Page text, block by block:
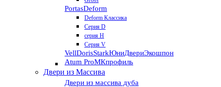
PortasDeform
Deform Классика
Серия D
серия H
Серия V
VellDorisStarkЮниДвериЭкошпон
Atum ProМКпрофиль
Двери из Массива
Двери из массива дуба